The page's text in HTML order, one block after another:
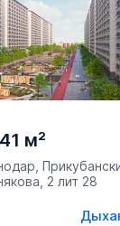
м²
2 лит 28